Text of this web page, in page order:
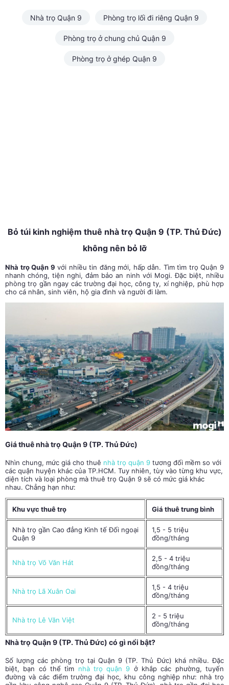
Nhà trọ Quận 9 Phòng trọ lối đi riêng Quận 9
Phòng trọ ở chung chủ Quận 9
Phòng trọ ở ghép Quận 9
Bỏ túi kinh nghiệm thuê nhà trọ Quận 9 (TP. Thủ Đức)
không nên bỏ lỡ
Nhà trọ Quận 9 với nhiều tin đăng mới, hấp dẫn. Tìm tìm trọ Quận 9
nhanh chóng, tiện nghi, đảm bảo an ninh với Mogi. Đặc biệt, nhiều
phòng trọ gần ngay các trường đại học, công ty, xí nghiệp, phù hợp
cho cá nhân, sinh viên, hộ gia đình và người đi làm.
Giá thuê nhà trọ Quận 9 (TP. Thủ Đức)
Nhìn chung, mức giá cho thuê nhà trọ quận 9 tương đối mềm so với
các quận huyện khác của TP.HCM. Tuy nhiên, tùy vào từng khu vực,
diện tích và loại phòng mà thuê trọ Quận 9 sẽ có mức giá khác
nhau. Chẳng hạn như:
Khu vực thuê trọ Giá thuê trung bình
Nhà trọ gần Cao đẳng Kinh tế Đối ngoại
Quận 9
1,5 - 5 triệu
đồng/tháng
Nhà trọ Võ Văn Hát
2,5 - 4 triệu
đồng/tháng
Nhà trọ Lã Xuân Oai
1,5 - 4 triệu
đồng/tháng
Nhà trọ Lê Văn Việt
2 - 5 triệu
đồng/tháng
Nhà trọ Quận 9 (TP. Thủ Đức) có gì nổi bật?
Số lượng các phòng trọ tại Quận 9 (TP. Thủ Đức) khá nhiều. Đặc
biệt, bạn có thểtìm nhà trọ quận 9 ở khắp các phường, tuyến
đường và các điểm trường đại học, khu công nghiệp như: nhà trọ